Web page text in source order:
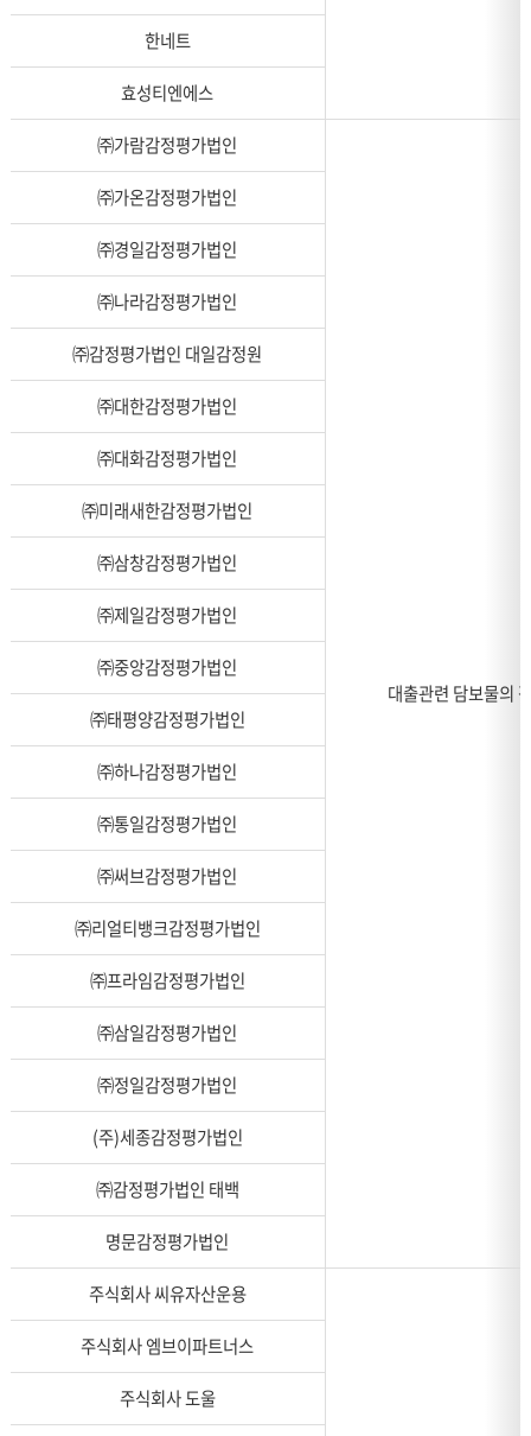
한네트
효성티엔에스
㈜가람감정평가법인
대출관련 담보물의
㈜가온감정평가법인
㈜경일감정평가법인
㈜나라감정평가법인
㈜감정평가법인 대일감정원
㈜대한감정평가법인
㈜대화감정평가법인
㈜미래새한감정평가법인
㈜삼창감정평가법인
㈜제일감정평가법인
㈜중앙감정평가법인
㈜태평양감정평가법인
㈜하나감정평가법인
㈜통일감정평가법인
㈜써브감정평가법인
㈜리얼티뱅크감정평가법인
㈜프라임감정평가법인
㈜삼일감정평가법인
㈜정일감정평가법인
(주)세종감정평가법인
㈜감정평가법인 태백
명문감정평가법인
주식회사 씨유자산운용
주식회사 엠브이파트너스
주식회사 도울